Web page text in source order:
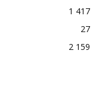
1 417
27
2 159